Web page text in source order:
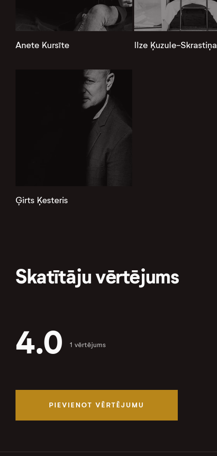
Anete Kursīte Ilze Ķuzule-Skrastiņa
Ģirts Ķesteris
Skatītāju vērtējums
4.0 1 vērtējums
PIEVIENOT VĒRTĒJUMU